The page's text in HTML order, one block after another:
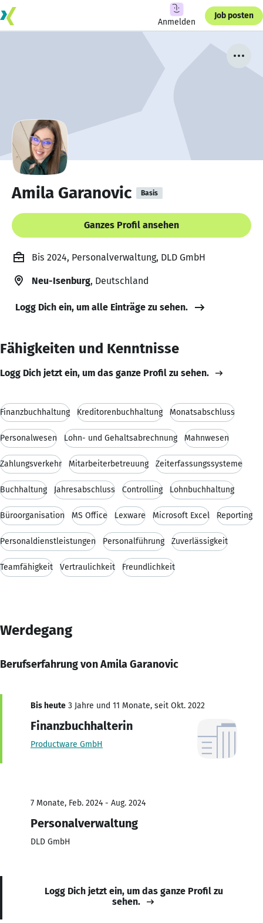
Anmelden
Job posten
Amila Garanovic Basis
Ganzes Profil ansehen
Bis 2024, Personalverwaltung, DLD GmbH
Neu-Isenburg, Deutschland
Logg Dich ein, um alle Einträge zu sehen.
Fähigkeiten und Kenntnisse
Logg Dich jetzt ein, um das ganze Profil zu sehen.
Finanzbuchhaltung Kreditorenbuchhaltung Monatsabschluss
Personalwesen Lohn- und Gehaltsabrechnung Mahnwesen
Zahlungsverkehr Mitarbeiterbetreuung Zeiterfassungssysteme
Buchhaltung Jahresabschluss Controlling Lohnbuchhaltung
Büroorganisation MS Office Lexware Microsoft Excel Reporting
Personaldienstleistungen Personalführung Zuverlässigkeit
Teamfähigkeit Vertraulichkeit Freundlichkeit
Werdegang
Berufserfahrung von Amila Garanovic
Bis heute 3 Jahre und 11 Monate, seit Okt. 2022
Finanzbuchhalterin
Productware GmbH
7 Monate, Feb. 2024 - Aug. 2024
Personalverwaltung
DLD GmbH
Logg Dich jetzt ein, um das ganze Profil zu
sehen.